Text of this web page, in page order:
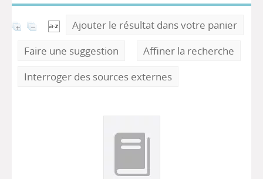
Ajouter le résultat dans votre panier
Faire une suggestion
Affiner la recherche
Interroger des sources externes